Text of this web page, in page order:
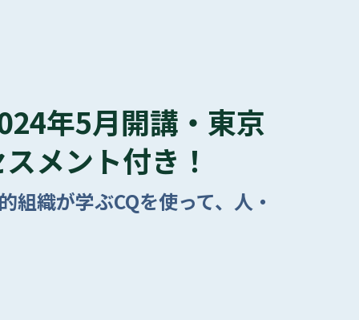
年5月開講・東京
メント付き！
織が学ぶCQを使って、人・